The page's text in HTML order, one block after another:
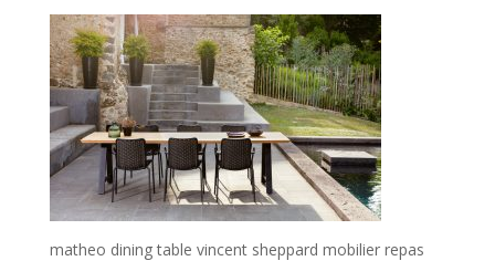
matheo dining table vincent sheppard mobilier repas